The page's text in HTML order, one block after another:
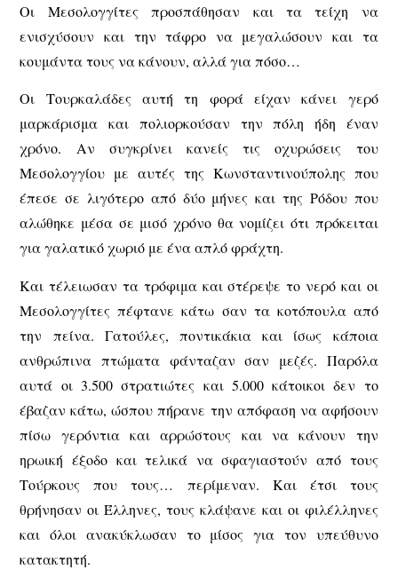
Οι Μεσολογγίτες προσπάθησαν και τα τείχη να
ενισχύσουν και την τάφρο να μεγαλώσουν και τα
κουμάντα τους να κάνουν, αλλά για πόσο…
Οι Τουρκαλάδες αυτή τη φορά είχαν κάνει γερό
μαρκάρισμα και πολιορκούσαν την πόλη ήδη έναν
χρόνο. Αν συγκρίνει κανείς τις οχυρώσεις του
Μεσολογγίου με αυτές της Κωνσταντινούπολης που
έπεσε σε λιγότερο από δύο μήνες και της Ρόδου που
αλώθηκε μέσα σε μισό χρόνο θα νομίζει ότι πρόκειται
για γαλατικό χωριό με ένα απλό φράχτη.
Και τέλειωσαν τα τρόφιμα και στέρεψε το νερό και οι
Μεσολογγίτες πέφτανε κάτω σαν τα κοτόπουλα από
την πείνα. Γατούλες, ποντικάκια και ίσως κάποια
ανθρώπινα πτώματα φάνταζαν σαν μεζές. Παρόλα
αυτά οι 3.500 στρατιώτες και 5.000 κάτοικοι δεν το
έβαζαν κάτω, ώσπου πήρανε την απόφαση να αφήσουν
πίσω γερόντια και αρρώστους και να κάνουν την
ηρωική έξοδο και τελικά να σφαγιαστούν από τους
Τούρκους που τους… περίμεναν. Και έτσι τους
θρήνησαν οι Έλληνες, τους κλάψανε και οι φιλέλληνες
και όλοι ανακύκλωσαν το μίσος για τον υπεύθυνο
κατακτητή.